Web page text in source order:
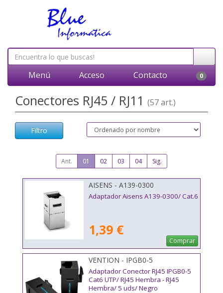
Menú Acceso Contacto 0
Conectores RJ45 / RJ11 (57 art.)
Filtro
Ant. 01 02 03 04 Sig.
AISENS - A139-0300
Adaptador Aisens A139-0300/ Cat.6
1,39 €
Comprar
VENTION - IPGB0-5
Adaptador Conector RJ45 IPGB0-5
Cat6 UTP/ RJ45 Hembra - RJ45
Hembra/ 5 uds/ Negro